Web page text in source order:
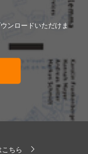
ンロードいただけま
ちら